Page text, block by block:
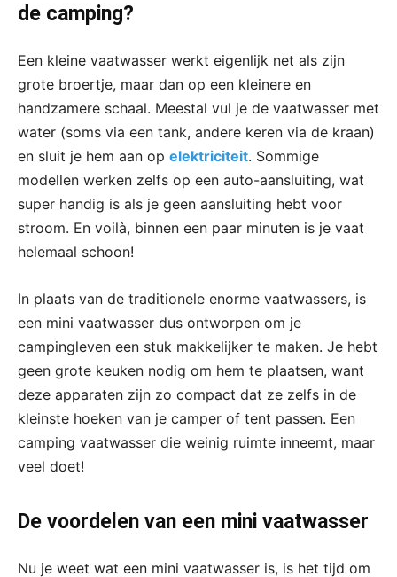
de camping?
Een kleine vaatwasser werkt eigenlijk net als zijn
grote broertje, maar dan op een kleinere en
handzamere schaal. Meestal vul je de vaatwasser met
water (soms via een tank, andere keren via de kraan)
en sluit je hem aan op elektriciteit. Sommige
modellen werken zelfs op een auto-aansluiting, wat
super handig is als je geen aansluiting hebt voor
stroom. En voilà, binnen een paar minuten is je vaat
helemaal schoon!
In plaats van de traditionele enorme vaatwassers, is
een mini vaatwasser dus ontworpen om je
campingleven een stuk makkelijker te maken. Je hebt
geen grote keuken nodig om hem te plaatsen, want
deze apparaten zijn zo compact dat ze zelfs in de
kleinste hoeken van je camper of tent passen. Een
camping vaatwasser die weinig ruimte inneemt, maar
veel doet!
De voordelen van een mini vaatwasser
Nu je weet wat een mini vaatwasser is, is het tijd om